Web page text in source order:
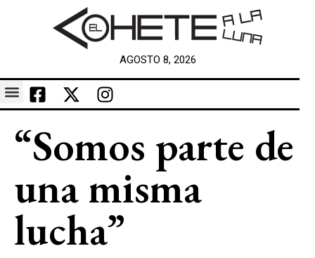
AGOSTO 8, 2026
“Somos parte de
una misma
lucha”